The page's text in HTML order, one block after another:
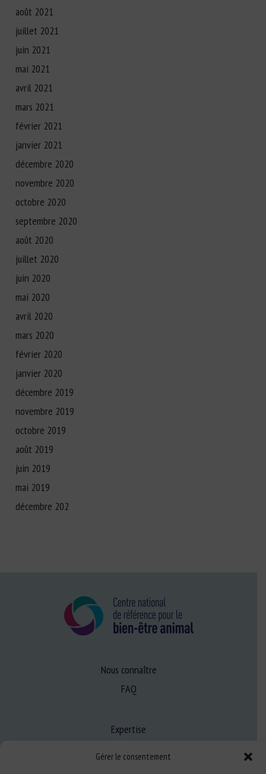
Gérer le consentement
août 2021
juillet 2021
juin 2021
mai 2021
avril 2021
mars 2021
février 2021
janvier 2021
décembre 2020
novembre 2020
octobre 2020
septembre 2020
août 2020
juillet 2020
juin 2020
mai 2020
avril 2020
mars 2020
février 2020
janvier 2020
décembre 2019
novembre 2019
octobre 2019
août 2019
juin 2019
mai 2019
décembre 202
Nous connaître
FAQ
Expertise